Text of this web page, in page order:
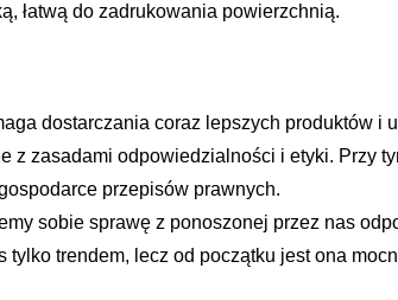
łatwą do zadrukowania powierzchnią.
dostarczania coraz lepszych produktów i
z zasadami odpowiedzialności i etyki. Przy
przepisów prawnych.
sobie sprawę z ponoszonej przez nas
tylko trendem, lecz od początku jest ona